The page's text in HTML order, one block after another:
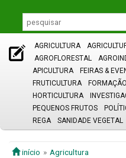
AGRICULTURA
AGROFLORESTAL
APICULTURA
FEIRAS &
FRUTICULTURA
FORMAÇÃO
HORTICULTURA
PEQUENOS FRUTOS
REGA
SANIDADE VEGETAL
início
Agricultura